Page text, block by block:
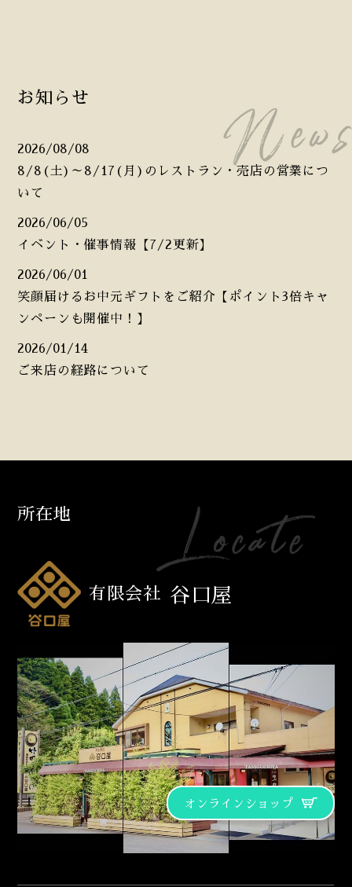
お知らせ
2026/08/08
8/8(土)～8/17(月)のレストラン・売店の営業につ
いて
2026/06/05
イベント・催事情報【7/2更新】
2026/06/01
笑顔届けるお中元ギフトをご紹介【ポイント3倍キャ
ンペーンも開催中！】
2026/01/14
ご来店の経路について
所在地
有限会社 谷口屋
オンラインショップ